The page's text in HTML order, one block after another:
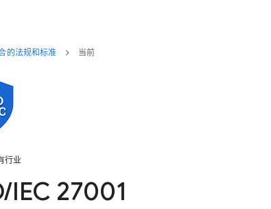
的法规和标准 当前
行业
IEC 27001